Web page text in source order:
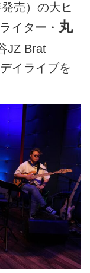
売）の大ヒ
イター・ 丸
JZ Brat
イライブを